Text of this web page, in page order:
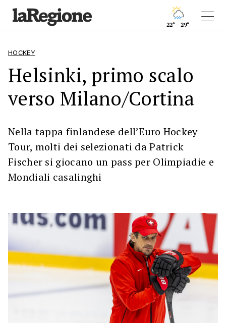
22° - 29°
HOCKEY
Helsinki, primo scalo
verso Milano/Cortina
Nella tappa finlandese dell’Euro Hockey
Tour, molti dei selezionati da Patrick
Fischer si giocano un pass per Olimpiadie e
Mondiali casalinghi